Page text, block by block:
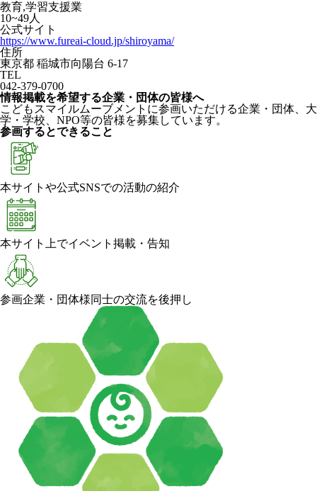
教育,学習支援業
10~49人
公式サイト
https://www.fureai-cloud.jp/shiroyama/
住所
東京都 稲城市向陽台 6-17
TEL
042-379-0700
情報掲載を希望する企業・団体の皆様へ
こどもスマイルムーブメントに参画いただける企業・団体、大
学・学校、NPO等の皆様を募集しています。
参画するとできること
本サイトや公式SNSでの活動の紹介
本サイト上でイベント掲載・告知
参画企業・団体様同士の交流を後押し